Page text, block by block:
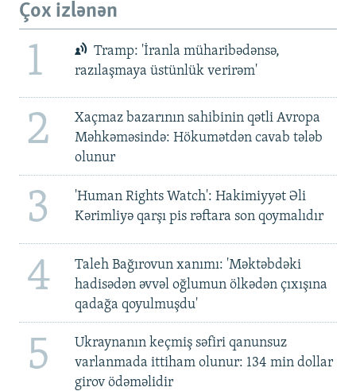
Çox izlənən
1
Tramp: 'İranla müharibədənsə,
razılaşmaya üstünlük verirəm'
2
Xaçmaz bazarının sahibinin qətli Avropa
Məhkəməsində: Hökumətdən cavab tələb
olunur
3
'Human Rights Watch': Hakimiyyət Əli
Kərimliyə qarşı pis rəftara son qoymalıdır
4
Taleh Bağırovun xanımı: 'Məktəbdəki
hadisədən əvvəl oğlumun ölkədən çıxışına
qadağa qoyulmuşdu'
5
Ukraynanın keçmiş səfiri qanunsuz
varlanmada ittiham olunur: 134 min dollar
girov ödəməlidir